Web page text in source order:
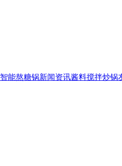
智能熬糖锅新闻资讯酱料搅拌炒锅